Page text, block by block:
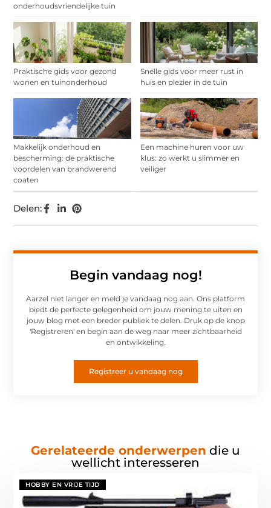
onderhoudsvriendelijke tuin
Praktische gids voor gezond
wonen en tuinonderhoud
Snelle gids voor meer rust in
huis en plezier in de tuin
Makkelijk onderhoud en
bescherming: de praktische
voordelen van brandwerend
coaten
Een machine huren voor uw
klus: zo werkt u slimmer en
veiliger
Begin vandaag nog!
Aarzel niet langer en meld je vandaag nog aan. Ons platform
biedt de perfecte gelegenheid om jouw mening te uiten en
jouw blog met een breder publiek te delen. Druk op de knop
'Registreren' en begin aan de weg naar meer zichtbaarheid
en ontwikkeling.
Registreer u vandaag nog
Delen:
Gerelateerde onderwerpen die u
wellicht interesseren
HOBBY EN VRIJE TIJD